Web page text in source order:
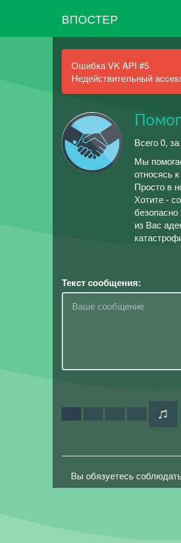
ВПОСТЕР
Ошибка VK API #5
Недействительный
Всего 0,
Мы
относясь
Просто в
Хотите -
из Вас
Текст сообщения:
Вы обязуетесь